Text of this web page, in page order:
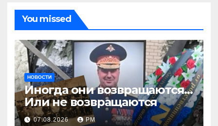
You missed
НОВОСТИ
Иногда они возвращаются…
Или не возвращаются
07.08.2026 РМ